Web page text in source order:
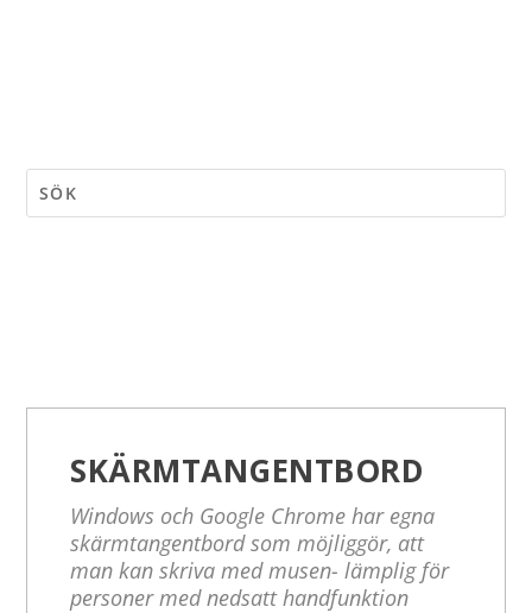
SKÄRMTANGENTBORD
Windows och Google Chrome har egna
skärmtangentbord som möjliggör, att
man kan skriva med musen- lämplig för
personer med nedsatt handfunktion